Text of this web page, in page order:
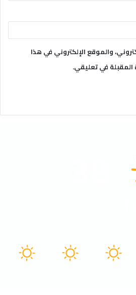
والموقع الإلكتروني في هذا
المقبلة في تعليقي.